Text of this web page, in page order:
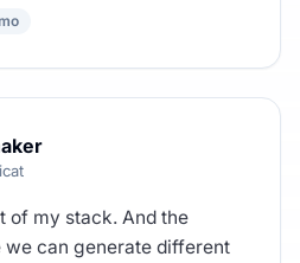
of my stack. And the
we can generate different